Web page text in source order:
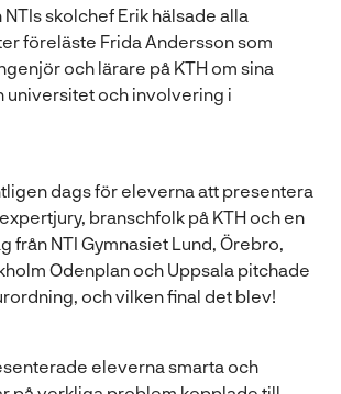
skolchef Erik hälsade alla
föreläste Frida Andersson som
och lärare på KTH om sina
universitet och involvering i
dags för eleverna att presentera
branschfolk på KTH och en
från NTI Gymnasiet Lund, Örebro,
Odenplan och Uppsala pitchade
och vilken final det blev!
eleverna smarta och